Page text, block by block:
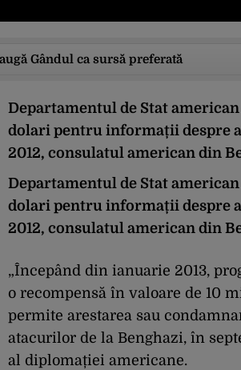
Gândul ca sursă preferată
Departamentul de Stat
dolari pentru informații despre
2012, consulatul american din
Departamentul de Stat
dolari pentru informații despre
2012, consulatul american din
„Începând din ianuarie 2013,
o recompensă în valoare de 10
permite arestarea sau
atacurilor de la Benghazi, în
al diplomației americane.